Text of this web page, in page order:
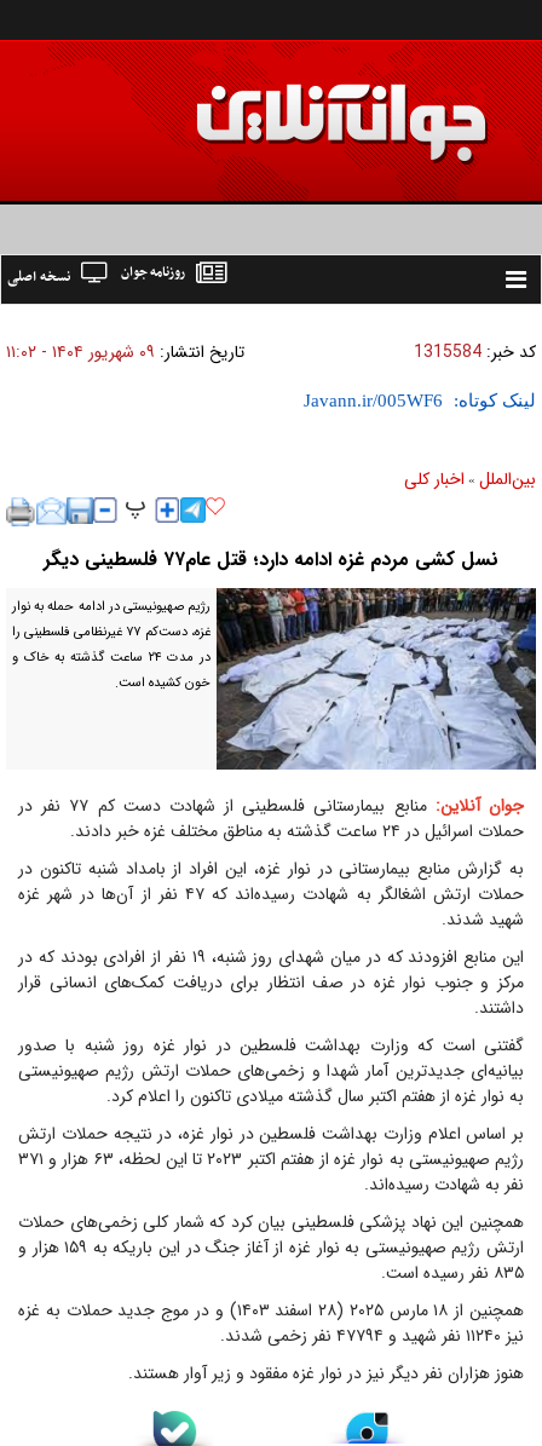
Toggle
نسخه اصلی روزنامه جوان
کد خبر: 1315584 تاریخ انتشار: ۰۹ شهريور ۱۴۰۴ - ۱۱:۰۲
لینک کوتاه:
بين‌الملل » اخبار كلی
نسل کشی مردم غزه ادامه دارد؛ قتل عام۷۷ فلسطینی دیگر
رژیم صهیونیستی در ادامه حمله به نوار
غزه، دست‌کم ۷۷ غیرنظامی فلسطینی را
در مدت ۲۴ ساعت گذشته به خاک و
خون کشیده است.
جوان آنلاین:
منابع بیمارستانی فلسطینی از شهادت دست کم ۷۷ نفر در
حملات اسرائیل در ۲۴ ساعت گذشته به مناطق مختلف غزه خبر دادند.
به گزارش منابع بیمارستانی در نوار غزه، این افراد از بامداد شنبه تاکنون در
حملات ارتش اشغالگر به شهادت رسیده‌اند که ۴۷ نفر از آن‌ها در شهر غزه
شهید شدند.
این منابع افزودند که در میان شهدای روز شنبه، ۱۹ نفر از افرادی بودند که در
مرکز و جنوب نوار غزه در صف انتظار برای دریافت کمک‌های انسانی قرار
داشتند.
گفتنی است که وزارت بهداشت فلسطین در نوار غزه روز شنبه با صدور
بیانیه‌ای جدیدترین آمار شهدا و زخمی‌های حملات ارتش رژیم صهیونیستی
به نوار غزه از هفتم اکتبر سال گذشته میلادی تاکنون را اعلام کرد.
بر اساس اعلام وزارت بهداشت فلسطین در نوار غزه، در نتیجه حملات ارتش
رژیم صهیونیستی به نوار غزه از هفتم اکتبر ۲۰۲۳ تا این لحظه، ۶۳ هزار و ۳۷۱
نفر به شهادت رسیده‌اند.
همچنین این نهاد پزشکی فلسطینی بیان کرد که شمار کلی زخمی‌های حملات
ارتش رژیم صهیونیستی به نوار غزه از آغاز جنگ در این باریکه به ۱۵۹ هزار و
۸۳۵ نفر رسیده است.
همچنین از ۱۸ مارس ۲۰۲۵ (۲۸ اسفند ۱۴۰۳) و در موج جدید حملات به غزه
نیز ۱۱۲۴۰ نفر شهید و ۴۷۷۹۴ نفر زخمی شدند.
هنوز هزاران نفر دیگر نیز در نوار غزه مفقود و زیر آوار هستند.